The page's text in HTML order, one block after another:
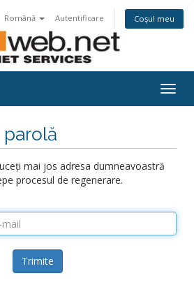
Română Autentificare Coșul meu
mai jos adresa dumneavoastră
procesul de regenerare.
Trimite